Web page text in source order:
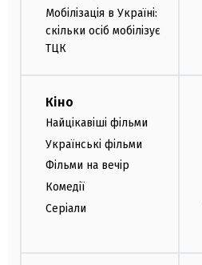
Мобілізація в Україні:
скільки осіб мобілізує
ТЦК
Кіно
Найцікавіші фільми
Українські фільми
Фільми на вечір
Комедії
Серіали